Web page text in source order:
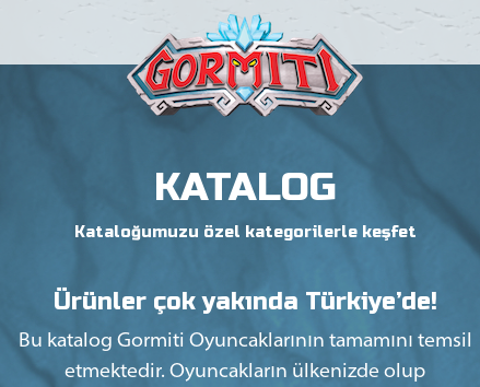
KATALOG
Kataloğumuzu özel kategorilerle keşfet
Ürünler çok yakında Türkiye’de!
Bu katalog Gormiti Oyuncaklarının tamamını temsil
etmektedir. Oyuncakların ülkenizde olup